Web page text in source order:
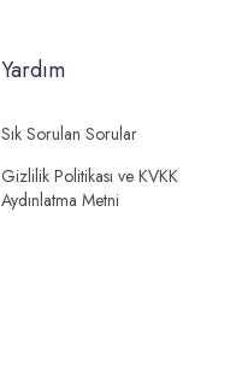
Yardım
Sık Sorulan Sorular
Gizlilik Politikası ve KVKK
Aydınlatma Metni